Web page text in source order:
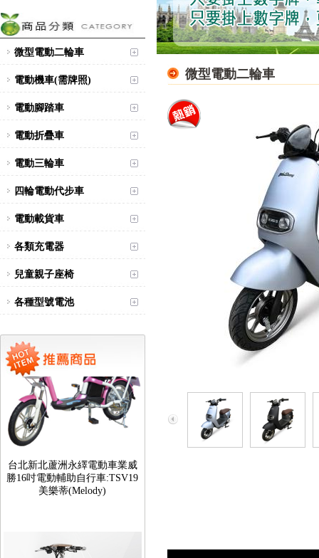
微型電動二輪車
電動機車(需牌照)
電動腳踏車
電動折疊車
電動三輪車
四輪電動代步車
電動載貨車
各類充電器
兒童親子座椅
各種型號電池
馬18吋電動輔助自行車 CHT-
027
台北新北蘆洲永繹電動車業威
勝16吋電動輔助自行車:TSV19
微型電動二輪車